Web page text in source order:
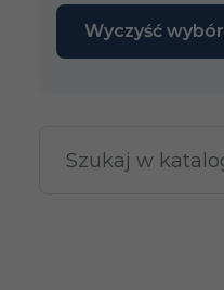
Wyczyść wybór